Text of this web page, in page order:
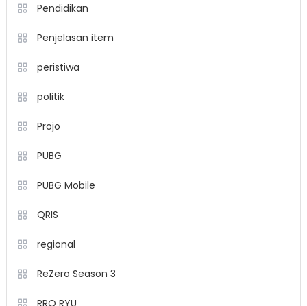
Pendidikan
Penjelasan item
peristiwa
politik
Projo
PUBG
PUBG Mobile
QRIS
regional
ReZero Season 3
RRQ RYU